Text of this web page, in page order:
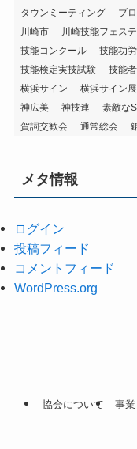
タウンミーティング
ブ
川崎市
川崎技能フェス
技能コンクール
技能功
技能検定実技試験
技能者
横浜サイン
横浜サイン展
神広美
神技連 素敵な
賀詞交歓会
通常総会
メタ情報
ログイン
投稿フィード
コメントフィード
WordPress.org
協会について 事